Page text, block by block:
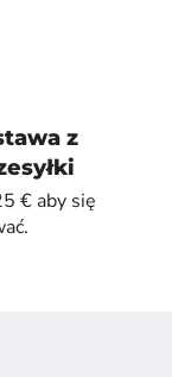
z
€ aby się